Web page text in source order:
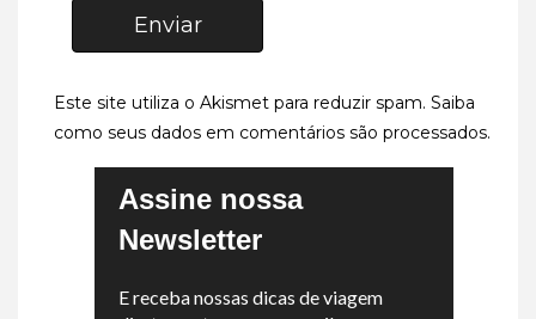
Enviar
Este site utiliza o Akismet para reduzir spam. Saiba
como seus dados em comentários são processados.
Assine nossa
Newsletter
E receba nossas dicas de viagem